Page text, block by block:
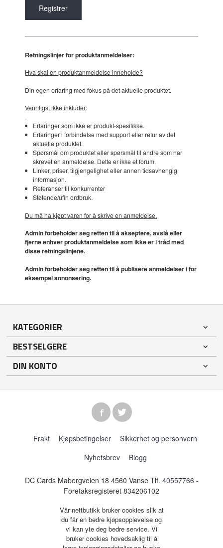
Retningslinjer for produktanmeldelser:
Hva skal en produktanmeldelse inneholde?
Din egen erfaring med fokus på det aktuelle produktet.
Vennligst ikke inkluder:
Erfaringer som ikke er produkt-spesifikke.
Erfaringer i forbindelse med support eller retur av det
aktuelle produktet.
Spørsmål om produktet eller spørsmål til andre som har
skrevet en anmeldelse. Dette er ikke et forum.
Linker, priser, tilgjengelighet eller annen tidsavhengig
informasjon.
Referanser til konkurrenter
Støtende/ufin ordbruk.
Du må ha kjøpt varen for å skrive en anmeldelse.
Admin forbeholder seg retten til å akseptere, avslå eller
fjerne enhver produktanmeldelse som ikke er i tråd med
disse retningslinjene.
Admin forbeholder seg retten til å publisere anmeldelser i for
eksempel annonsering.
KATEGORIER
BESTSELGERE
DIN KONTO
Frakt Kjøpsbetingelser
Sikkerhet og personvern
Nyhetsbrev
Blogg
DC Cards Mabergveien 18 4560 Vanse Tlf. 40557766 -
Foretaksregisteret 834206102
Vår nettbutikk bruker cookies slik at
du får en bedre kjøpsopplevelse og
vi kan yte deg bedre service. Vi
bruker cookies hovedsaklig til å